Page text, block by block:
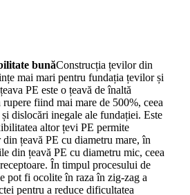
bunăConstrucția țevilor din
mai mari pentru fundația țevilor și
PE este o țeavă de înaltă
fiind mai mare de 500%, ceea
dislocări inegale ale fundației. Este
altor țevi PE permite
țeavă PE cu diametru mare, în
din țeavă PE cu diametru mic, ceea
În timpul procesului de
pot fi ocolite în raza în zig-zag a
pentru a reduce dificultatea